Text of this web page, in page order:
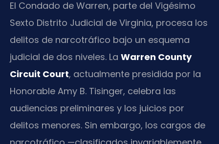
El Condado de Warren, parte del Vigésimo
Sexto Distrito Judicial de Virginia, procesa los
delitos de narcotráfico bajo un esquema
judicial de dos niveles. La Warren County
Circuit Court, actualmente presidida por la
Honorable Amy B. Tisinger, celebra las
audiencias preliminares y los juicios por
delitos menores. Sin embargo, los cargos de